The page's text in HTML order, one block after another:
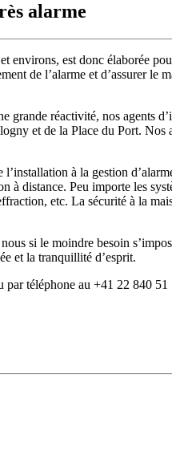
alarme
est donc élaborée
de l’alarme et d’assurer
réactivité, nos agents
et de la Place du Port.
à la gestion
Peu importe les
etc. La sécurité à la
si le moindre besoin
et la tranquillité d’esprit.
par téléphone au +41 22 840 51